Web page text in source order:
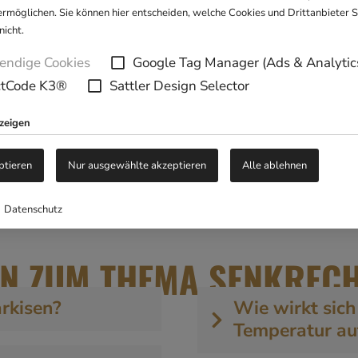
Sie können hier entscheiden, welche Cookies und Drittanbieter
Cookies
Google Tag Manager (Ads &
K3®
Sattler Design Selector
Nur ausgewählte akzeptieren Alle ablehnen
Datenschutz
SCHUTZ
Wind und neugierigen Blicken, indem sie
ideal, um zusätzlichen Schatten und Privatsphäre
und vielseitiger gestalten.
ZUM THEMA
Wie wirkt sich
Temperatur